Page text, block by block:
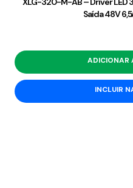
Saída 48V
ADICIONAR
INCLUIR